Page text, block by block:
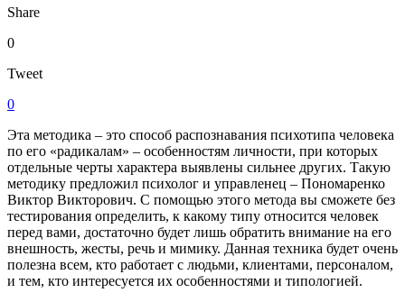
Share
0
Tweet
0
Эта методика – это способ распознавания психотипа человека
по его «радикалам» – особенностям личности, при которых
отдельные черты характера выявлены сильнее других. Такую
методику предложил психолог и управленец – Пономаренко
Виктор Викторович. С помощью этого метода вы сможете без
тестирования определить, к какому типу относится человек
перед вами, достаточно будет лишь обратить внимание на его
внешность, жесты, речь и мимику. Данная техника будет очень
полезна всем, кто работает с людьми, клиентами, персоналом,
и тем, кто интересуется их особенностями и типологией.